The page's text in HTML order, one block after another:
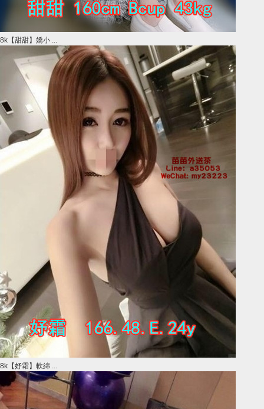
8k【甜甜】嬌小 ...
8k【妤霜】軟綿 ...